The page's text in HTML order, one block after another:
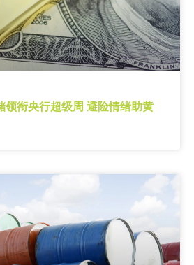
领衔央行超级周 避险情绪助黄